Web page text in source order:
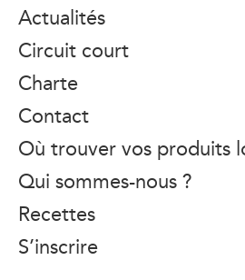
Actualités
Circuit court
Charte
Contact
Où trouver vos produits
Qui sommes-nous ?
Recettes
S’inscrire